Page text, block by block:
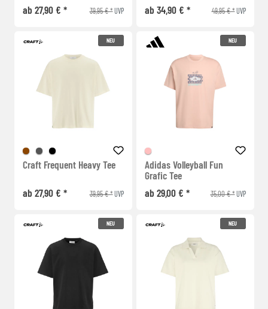
ab 27,90 € *
39,95 € *UVP
ab 34,90 € *
49,95 € *UVP
NEU
Craft Frequent Heavy Tee
ab 27,90 € * 39,95 € *UVP
NEU
Adidas Volleyball Fun
Grafic Tee
ab 29,00 € *
35,00 € *UVP
NEU NEU